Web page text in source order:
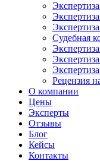
Судебная
Рецензия
О компании
Цены
Эксперты
Отзывы
Блог
Кейсы
Контакты